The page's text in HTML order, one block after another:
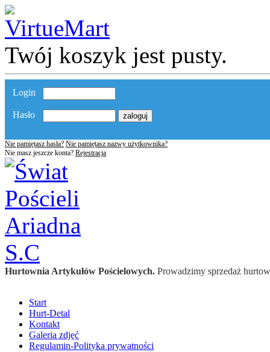
Twój koszyk jest pusty.
Login
Hasło
Nie pamiętasz hasła? Nie pamiętasz nazwy użytkownika?
Nie masz jeszcze konta? Rejestracja
Hurtownia Artykułów Pościelowych. Prowadzimy sprzedaż
Start
Hurt-Detal
Kontakt
Galeria zdjęć
Regulamin-Polityka prywatności